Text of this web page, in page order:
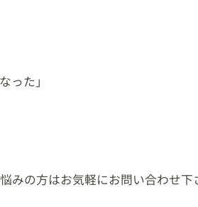
った」
みの方はお気軽にお問い合わせ下